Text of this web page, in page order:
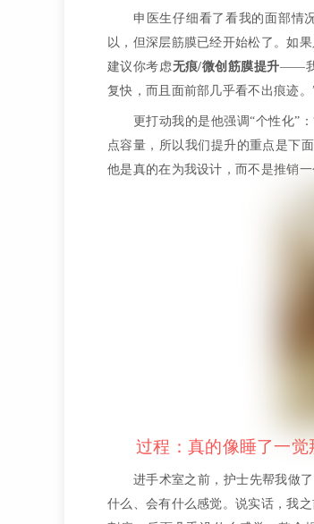
申医生仔细看了看我的面部情
以，但深层筋膜已经开始松了。如
建议你考虑无痕/微创筋膜提升——我
复快，而且面前部几乎看不出痕迹
更打动我的是他强调“个性化”
点容量，所以我们提升的重点是下
他是真的在为我设计，而不是推销一
过程：真的像睡了一觉
进手术室之前，护士先帮我做
什么、会有什么感觉。说实话，我